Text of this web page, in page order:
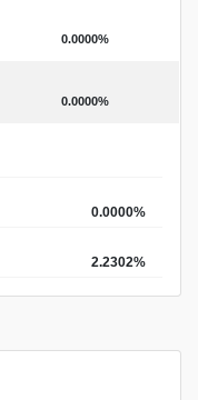
0.0000%
0.0000%
0.0000%
2.2302%